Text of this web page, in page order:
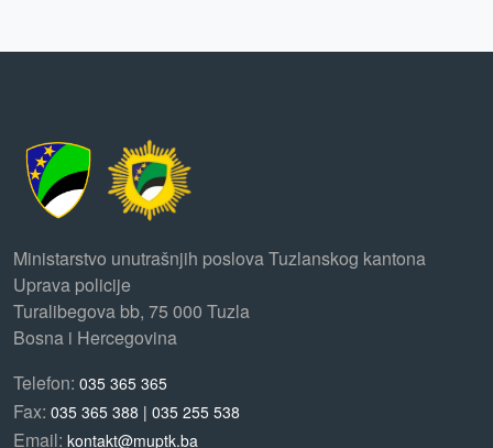
Ministarstvo unutrašnjih poslova Tuzlanskog kantona
Uprava policije
Turalibegova bb, 75 000 Tuzla
Bosna i Hercegovina
Telefon: 035 365 365
Fax: 035 365 388 | 035 255 538
Email: kontakt@muptk.ba